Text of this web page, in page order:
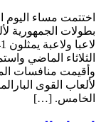
اختتمت مساء
الثلاثاء الماضي
وأقيمت منافسات
لألعاب القوى
الخامس. […]